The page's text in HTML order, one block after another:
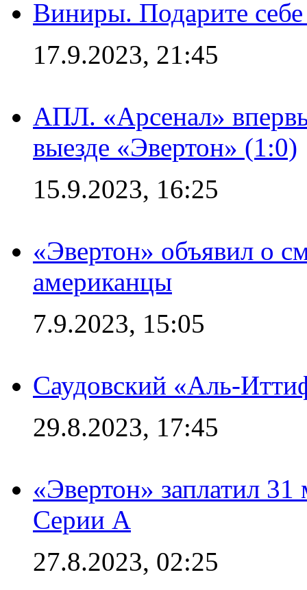
Виниры. Подарите
17.9.2023, 21:45
АПЛ. «Арсенал»
выезде «Эвертон» (1:0)
15.9.2023, 16:25
«Эвертон» объявил о
американцы
7.9.2023, 15:05
Саудовский «Аль-
29.8.2023, 17:45
«Эвертон» заплатил
Серии А
27.8.2023, 02:25